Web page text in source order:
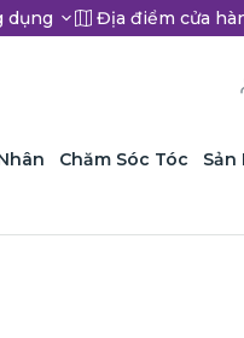
dụng Địa điểm cửa
Chăm Sóc Tóc Sản